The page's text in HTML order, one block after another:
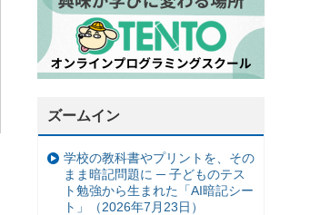
ズームイン
学校の教科書やプリントを、その
まま暗記問題に ─ 子どものテス
ト勉強から生まれた「AI暗記シー
ト」（2026年7月23日）